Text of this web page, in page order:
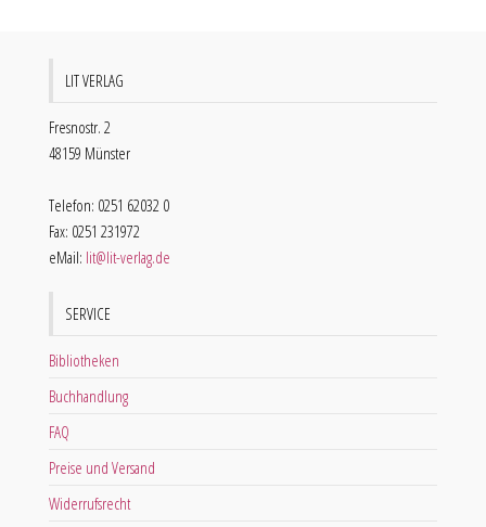
LIT VERLAG
Fresnostr. 2
48159 Münster
Telefon: 0251 62032 0
Fax: 0251 231972
eMail: lit@lit-verlag.de
SERVICE
Bibliotheken
Buchhandlung
FAQ
Preise und Versand
Widerrufsrecht